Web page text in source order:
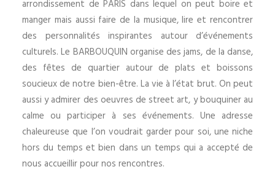
arrondissement de PARIS dans lequel on peut boire et
manger mais aussi faire de la musique, lire et rencontrer
des personnalités inspirantes autour d’événements
culturels. Le BARBOUQUIN organise des jams, de la danse,
des fêtes de quartier autour de plats et boissons
soucieux de notre bien-être. La vie à l’état brut. On peut
aussi y admirer des oeuvres de street art, y bouquiner au
calme ou participer à ses événements. Une adresse
chaleureuse que l’on voudrait garder pour soi, une niche
hors du temps et bien dans un temps qui a accepté de
nous accueillir pour nos rencontres.